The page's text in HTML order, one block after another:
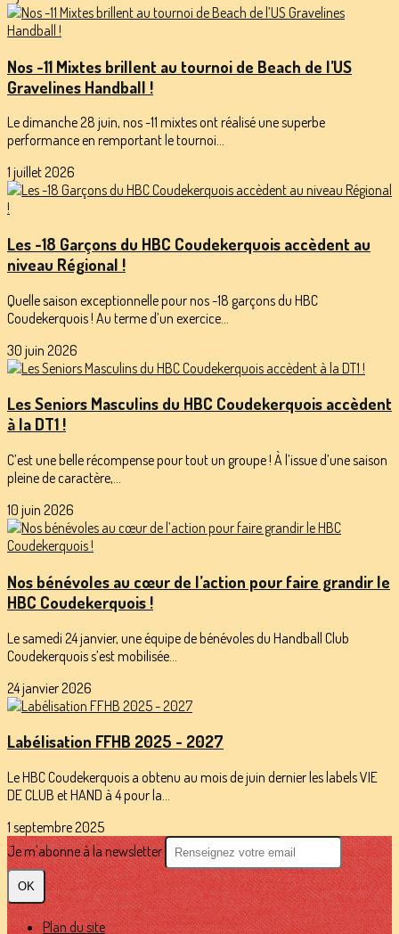
Nos -11 Mixtes brillent au tournoi de Beach de l’US
Gravelines Handball !
Le dimanche 28 juin, nos -11 mixtes ont réalisé une superbe
performance en remportant le tournoi...
1 juillet 2026
Les -18 Garçons du HBC Coudekerquois accèdent au
niveau Régional !
Quelle saison exceptionnelle pour nos -18 garçons du HBC
Coudekerquois ! Au terme d’un exercice...
30 juin 2026
Les Seniors Masculins du HBC Coudekerquois accèdent
à la DT1 !
C’est une belle récompense pour tout un groupe ! À l’issue d’une saison
pleine de caractère,...
10 juin 2026
Nos bénévoles au cœur de l’action pour faire grandir le
HBC Coudekerquois !
Le samedi 24 janvier, une équipe de bénévoles du Handball Club
Coudekerquois s’est mobilisée...
24 janvier 2026
Labélisation FFHB 2025 - 2027
Le HBC Coudekerquois a obtenu au mois de juin dernier les labels VIE
DE CLUB et HAND à 4 pour la...
1 septembre 2025
Je m'abonne à la newsletter
OK
Plan du site